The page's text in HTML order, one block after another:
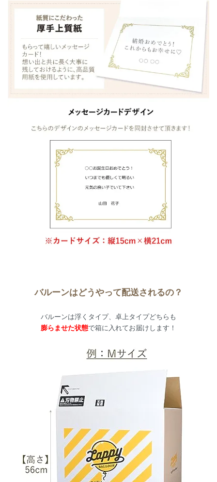
バルーンはどうやって配送されるの？
バルーンは浮くタイプ、卓上タイプどちらも
膨らませた状態で箱に入れてお届けします！